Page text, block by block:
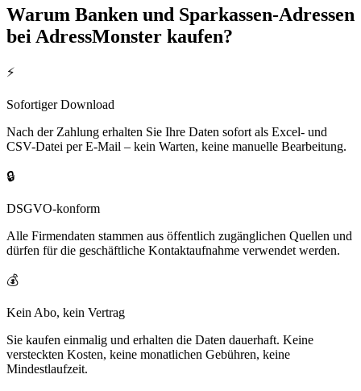
Warum Banken und Sparkassen-Adressen
bei AdressMonster kaufen?
⚡
Sofortiger Download
Nach der Zahlung erhalten Sie Ihre Daten sofort als Excel- und
CSV-Datei per E-Mail – kein Warten, keine manuelle Bearbeitung.
🔒
DSGVO-konform
Alle Firmendaten stammen aus öffentlich zugänglichen Quellen und
dürfen für die geschäftliche Kontaktaufnahme verwendet werden.
💰
Kein Abo, kein Vertrag
Sie kaufen einmalig und erhalten die Daten dauerhaft. Keine
versteckten Kosten, keine monatlichen Gebühren, keine
Mindestlaufzeit.